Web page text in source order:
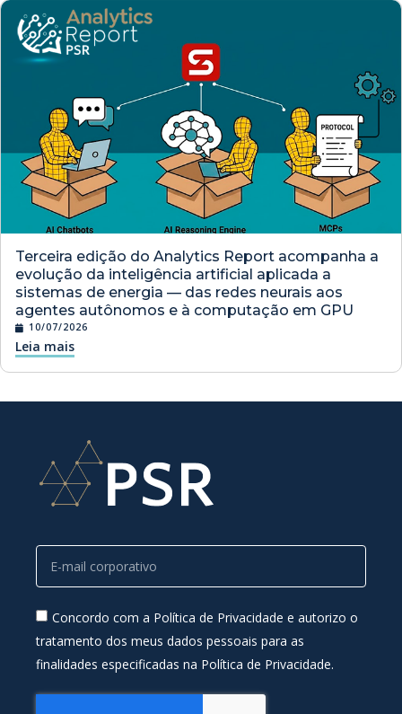
Terceira edição do Analytics Report acompanha a
evolução da inteligência artificial aplicada a
sistemas de energia — das redes neurais aos
agentes autônomos e à computação em GPU
10/07/2026
Leia mais
Concordo com a Política de Privacidade e autorizo o
tratamento dos meus dados pessoais para as
finalidades especificadas na Política de Privacidade.